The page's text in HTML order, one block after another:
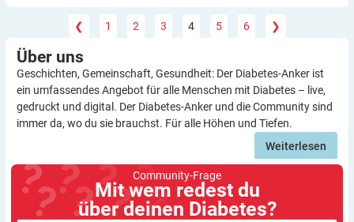
❮ 1 2 3 4 5 6 ❯
Über uns
Geschichten, Gemeinschaft, Gesundheit: Der Diabetes-Anker ist
ein umfassendes Angebot für alle Menschen mit Diabetes – live,
gedruckt und digital. Der Diabetes-Anker und die Community sind
immer da, wo du sie brauchst. Für alle Höhen und Tiefen.
Weiterlesen
Community-Frage
Mit wem redest du
über deinen Diabetes?